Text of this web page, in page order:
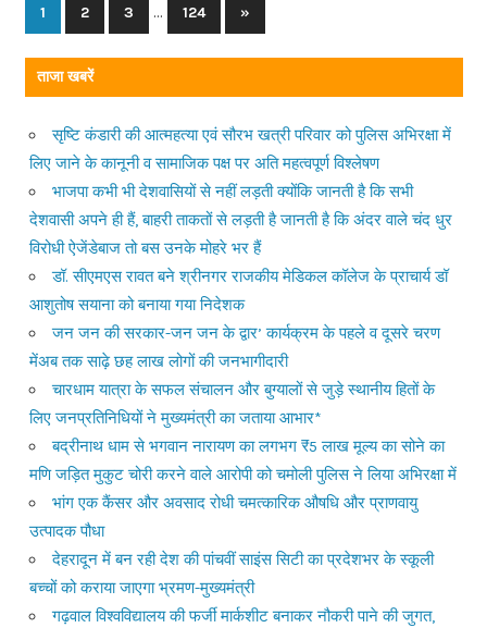
Posts
navigation
1 2 3 … 124
Next
Posts
»
ताजा खबरें
सृष्टि कंडारी की आत्महत्या एवं सौरभ खत्री परिवार को पुलिस अभिरक्षा में
लिए जाने के कानूनी व सामाजिक पक्ष पर अति महत्वपूर्ण विश्लेषण
भाजपा कभी भी देशवासियों से नहीं लड़ती क्योंकि जानती है कि सभी
देशवासी अपने ही हैं, बाहरी ताकतों से लड़ती है जानती है कि अंदर वाले चंद धुर
विरोधी ऐजेंडेबाज तो बस उनके मोहरे भर हैं
डॉ. सीएमएस रावत बने श्रीनगर राजकीय मेडिकल कॉलेज के प्राचार्य डॉ
आशुतोष सयाना को बनाया गया निदेशक
जन जन की सरकार-जन जन के द्वार’ कार्यक्रम के पहले व दूसरे चरण
मेंअब तक साढ़े छह लाख लोगों की जनभागीदारी
चारधाम यात्रा के सफल संचालन और बुग्यालों से जुड़े स्थानीय हितों के
लिए जनप्रतिनिधियों ने मुख्यमंत्री का जताया आभार*
बद्रीनाथ धाम से भगवान नारायण का लगभग ₹5 लाख मूल्य का सोने का
मणि जड़ित मुकुट चोरी करने वाले आरोपी को चमोली पुलिस ने लिया अभिरक्षा में
भांग एक कैंसर और अवसाद रोधी चमत्कारिक औषधि और प्राणवायु
उत्पादक पौधा
देहरादून में बन रही देश की पांचवीं साइंस सिटी का प्रदेशभर के स्कूली
बच्चों को कराया जाएगा भ्रमण-मुख्यमंत्री
गढ़वाल विश्वविद्यालय की फर्जी मार्कशीट बनाकर नौकरी पाने की जुगत,